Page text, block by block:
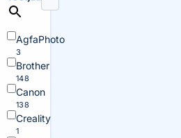
AgfaPhoto
3
Brother
148
Canon
138
Creality
1